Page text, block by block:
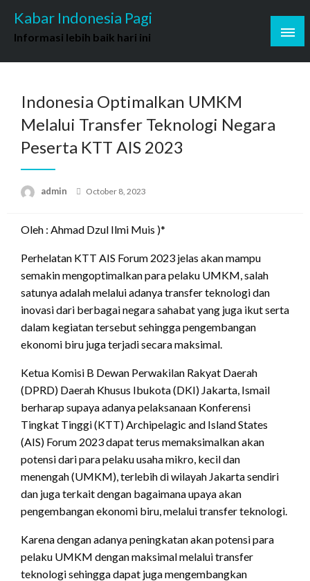
content
Kabar Indonesia Pagi
Informasi lebih baik hari ini
Indonesia Optimalkan UMKM
Melalui Transfer Teknologi Negara
Peserta KTT AIS 2023
admin
Posted
October 8, 2023
Oleh : Ahmad Dzul Ilmi Muis )*
Perhelatan KTT AIS Forum 2023 jelas akan mampu
semakin mengoptimalkan para pelaku UMKM, salah
satunya adalah melalui adanya transfer teknologi dan
inovasi dari berbagai negara sahabat yang juga ikut serta
dalam kegiatan tersebut sehingga pengembangan
ekonomi biru juga terjadi secara maksimal.
Ketua Komisi B Dewan Perwakilan Rakyat Daerah
(DPRD) Daerah Khusus Ibukota (DKI) Jakarta, Ismail
berharap supaya adanya pelaksanaan Konferensi
Tingkat Tinggi (KTT) Archipelagic and Island States
(AIS) Forum 2023 dapat terus memaksimalkan akan
potensi dari para pelaku usaha mikro, kecil dan
menengah (UMKM), terlebih di wilayah Jakarta sendiri
dan juga terkait dengan bagaimana upaya akan
pengembangan ekonomi biru, melalui transfer teknologi.
Karena dengan adanya peningkatan akan potensi para
pelaku UMKM dengan maksimal melalui transfer
teknologi sehingga dapat juga mengembangkan